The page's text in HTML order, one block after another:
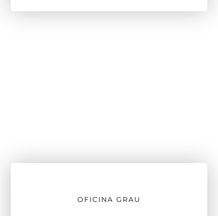
OFICINA GRAU